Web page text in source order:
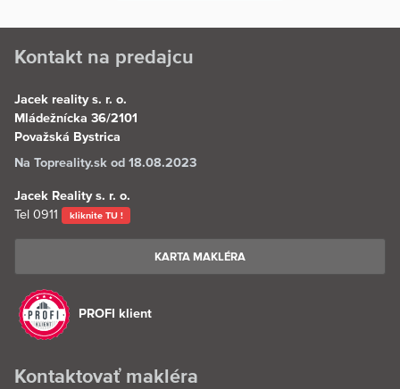
Kontakt na predajcu
Jacek reality s. r. o.
Mládežnícka 36/2101
Považská Bystrica
Na Topreality.sk od 18.08.2023
Jacek Reality s. r. o.
Tel 0911 kliknite TU !
KARTA MAKLÉRA
PROFI klient
Kontaktovať makléra